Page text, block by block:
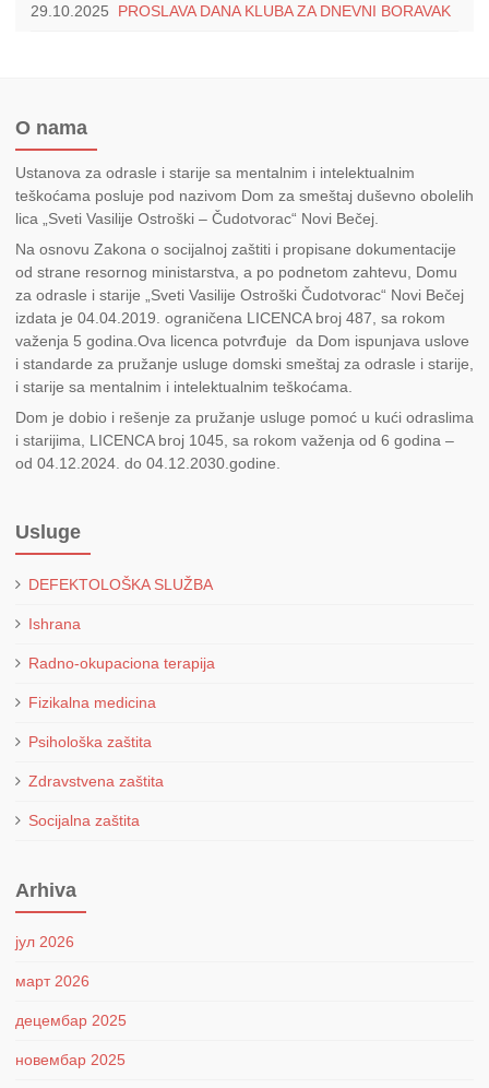
29.10.2025 PROSLAVA DANA KLUBA ZA DNEVNI BORAVAK
O nama
Ustanova za odrasle i starije sa mentalnim i intelektualnim
teškoćama posluje pod nazivom Dom za smeštaj duševno obolelih
lica „Sveti Vasilije Ostroški – Čudotvorac“ Novi Bečej.
Na osnovu Zakona o socijalnoj zaštiti i propisane dokumentacije
od strane resornog ministarstva, a po podnetom zahtevu, Domu
za odrasle i starije „Sveti Vasilije Ostroški Čudotvorac“ Novi Bečej
izdata je 04.04.2019. ograničena LICENCA broj 487, sa rokom
važenja 5 godina.Ova licenca potvrđuje da Dom ispunjava uslove
i standarde za pružanje usluge domski smeštaj za odrasle i starije,
i starije sa mentalnim i intelektualnim teškoćama.
Dom je dobio i rešenje za pružanje usluge pomoć u kući odraslima
i starijima, LICENCA broj 1045, sa rokom važenja od 6 godina –
od 04.12.2024. do 04.12.2030.godine.
Usluge
DEFEKTOLOŠKA SLUŽBA
Ishrana
Radno-okupaciona terapija
Fizikalna medicina
Psihološka zaštita
Zdravstvena zaštita
Socijalna zaštita
Arhiva
јул 2026
март 2026
децембар 2025
новембар 2025